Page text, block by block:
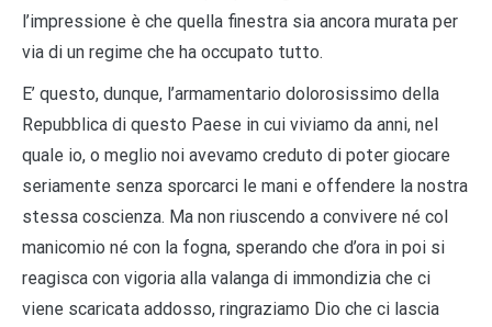
l’impressione è che quella finestra sia ancora murata per
via di un regime che ha occupato tutto.
E’ questo, dunque, l’armamentario dolorosissimo della
Repubblica di questo Paese in cui viviamo da anni, nel
quale io, o meglio noi avevamo creduto di poter giocare
seriamente senza sporcarci le mani e offendere la nostra
stessa coscienza. Ma non riuscendo a convivere né col
manicomio né con la fogna, sperando che d’ora in poi si
reagisca con vigoria alla valanga di immondizia che ci
viene scaricata addosso, ringraziamo Dio che ci lascia